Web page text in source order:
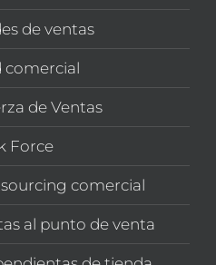
de ventas
comercial
de Ventas
Force
comercial
al punto de venta